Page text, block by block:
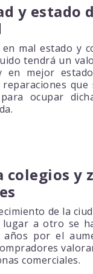
y estado
mal estado y
tendrá un
en mejor
reparaciones
ocupar
colegios y
de la
a otro se
por el
comerciales.